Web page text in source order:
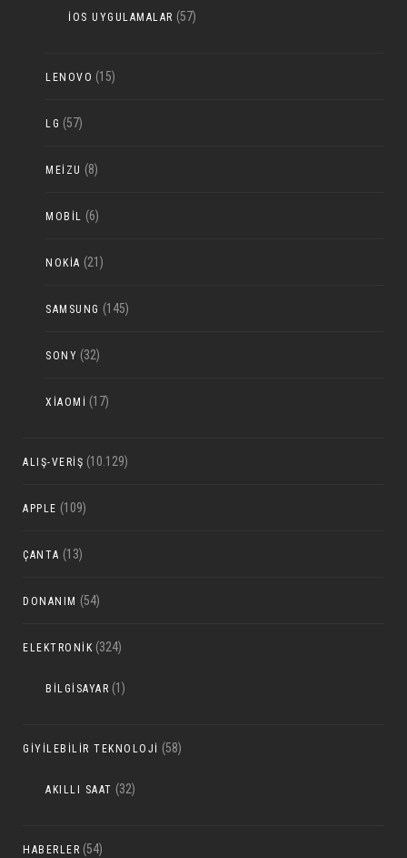
IOS UYGULAMALAR (57)
LENOVO (15)
LG (57)
MEIZU (8)
MOBIL (6)
NOKIA (21)
SAMSUNG (145)
SONY (32)
XIAOMI (17)
ALIŞ-VERIŞ (10.129)
APPLE (109)
ÇANTA (13)
DONANIM (54)
ELEKTRONIK (324)
BILGISAYAR (1)
GIYILEBILIR TEKNOLOJI (58)
AKILLI SAAT (32)
HABERLER (54)